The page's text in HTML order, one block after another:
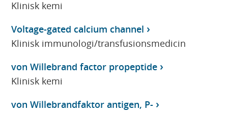
Klinisk kemi
Voltage-gated calcium channel
Klinisk immunologi/transfusionsmedicin
von Willebrand factor propeptide
Klinisk kemi
von Willebrandfaktor antigen, P-